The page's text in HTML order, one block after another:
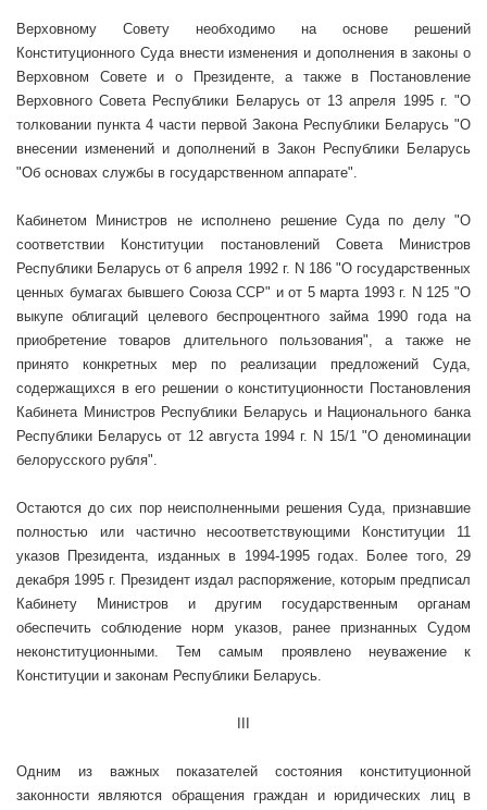
Верховному Совету необходимо на основе решений
Конституционного Суда внести изменения и дополнения в законы о
Верховном Совете и о Президенте, а также в Постановление
Верховного Совета Республики Беларусь от 13 апреля 1995 г. "О
толковании пункта 4 части первой Закона Республики Беларусь "О
внесении изменений и дополнений в Закон Республики Беларусь
"Об основах службы в государственном аппарате".
Кабинетом Министров не исполнено решение Суда по делу "О
соответствии Конституции постановлений Совета Министров
Республики Беларусь от 6 апреля 1992 г. N 186 "О государственных
ценных бумагах бывшего Союза ССР" и от 5 марта 1993 г. N 125 "О
выкупе облигаций целевого беспроцентного займа 1990 года на
приобретение товаров длительного пользования", а также не
принято конкретных мер по реализации предложений Суда,
содержащихся в его решении о конституционности Постановления
Кабинета Министров Республики Беларусь и Национального банка
Республики Беларусь от 12 августа 1994 г. N 15/1 "О деноминации
белорусского рубля".
Остаются до сих пор неисполненными решения Суда, признавшие
полностью или частично несоответствующими Конституции 11
указов Президента, изданных в 1994-1995 годах. Более того, 29
декабря 1995 г. Президент издал распоряжение, которым предписал
Кабинету Министров и другим государственным органам
обеспечить соблюдение норм указов, ранее признанных Судом
неконституционными. Тем самым проявлено неуважение к
Конституции и законам Республики Беларусь.
Одним из важных показателей состояния конституционной
законности являются обращения граждан и юридических лиц в